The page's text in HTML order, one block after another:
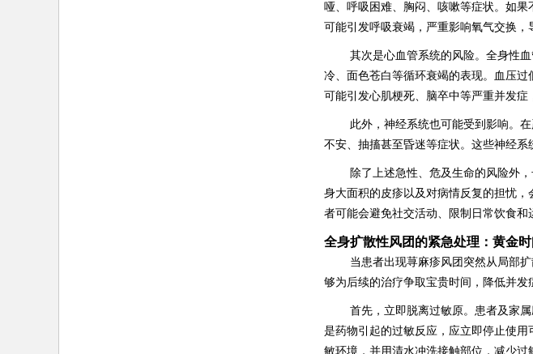
哑、呼吸困难、胸闷、咳嗽等症状。如
可能引发呼吸衰竭，严重影响氧气交换，
其次是心血管系统的风险。全身性
冷、面色苍白等循环衰竭的表现。血压
可能引发心肌梗死、脑卒中等严重并发症
此外，神经系统也可能受到影响。
不安、抽搐甚至昏迷等症状。这些神经系
除了上述急性、危及生命的风险外
身大面积的皮疹以及对病情反复的担忧
者可能会避免社交活动、限制日常饮食和
全身扩散性风团的紧急处理：黄金
当患者出现荨麻疹风团突然从局部
够为后续的治疗争取宝贵时间，降低并发
首先，立即脱离过敏原。患者及家
是药物引起的过敏反应，应立即停止使
敏环境，并用清水冲洗接触部位，减少过